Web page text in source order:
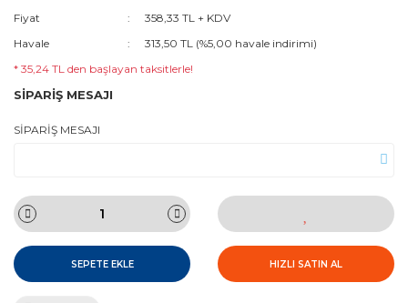
Fiyat
358,33 TL + KDV
Havale
313,50 TL (%5,00 havale indirimi)
* 35,24 TL den başlayan taksitlerle!
SİPARİŞ MESAJI
SİPARİŞ MESAJI
SEPETE EKLE HIZLI SATIN AL